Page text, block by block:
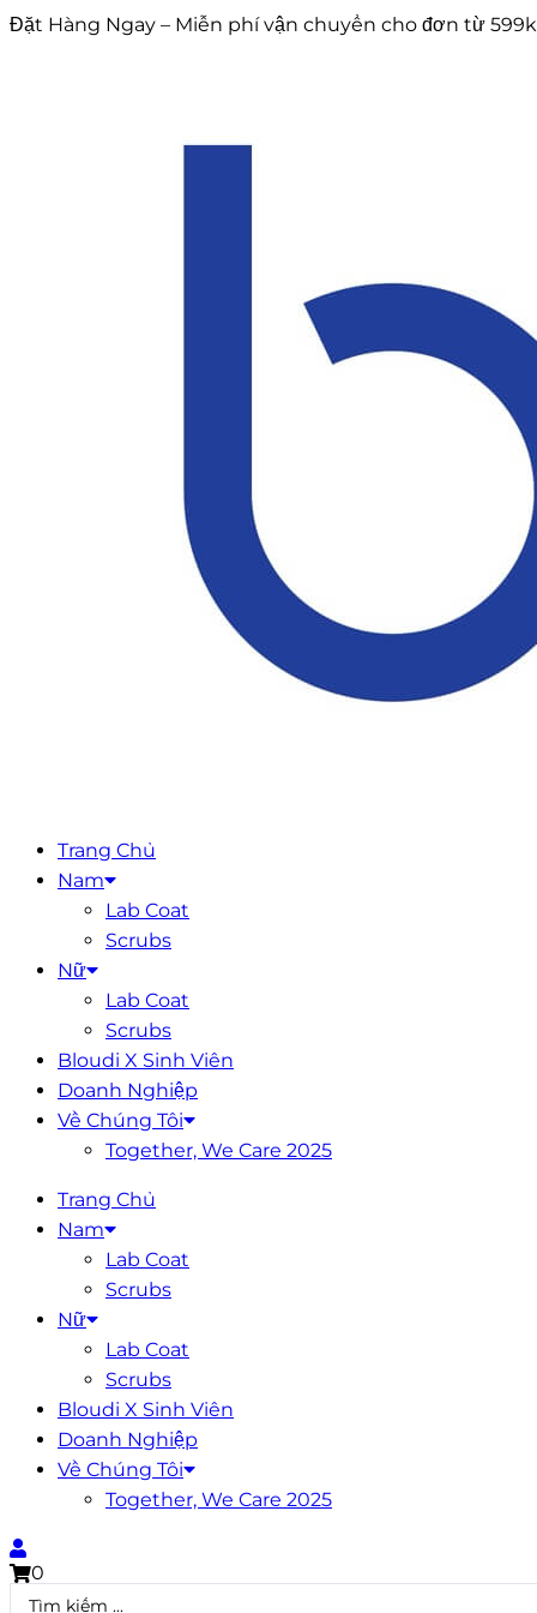
Skip
Đặt Hàng Ngay – Miễn phí vận chuyển cho đơn từ 599k
Trang Chủ
Nam
Lab Coat
Scrubs
Nữ
Lab Coat
Scrubs
Bloudi X Sinh Viên
Doanh Nghiệp
Về Chúng Tôi
Together, We Care 2025
Trang Chủ
Nam
Lab Coat
Scrubs
Nữ
Lab Coat
Scrubs
Bloudi X Sinh Viên
Doanh Nghiệp
Về Chúng Tôi
Together, We Care 2025
0
Search